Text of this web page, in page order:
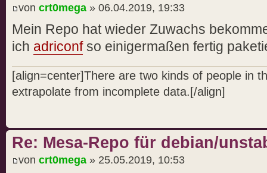
von crt0mega » 06.04.2019, 19:33
Mein Repo hat wieder Zuwachs
ich adriconfso einigermaßen fertig
[align=center]There are two kinds of people in
extrapolate from incomplete data.[/align]
Re: Mesa-Repo für debian/
von crt0mega » 25.05.2019, 10:53